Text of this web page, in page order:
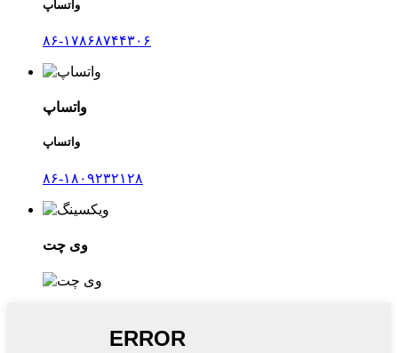
واتساپ
۸۶-۱۷۸۶۸۷۴۴۳۰۶
واتساپ
واتساپ
۸۶-۱۸۰۹۲۳۲۱۲۸
وی چت